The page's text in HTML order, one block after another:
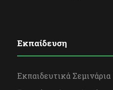
Εκπαίδευση
Εκπαιδευτικά Σεμινάρια